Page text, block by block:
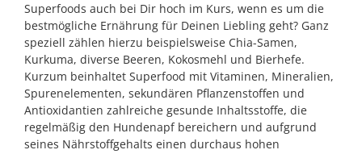
Superfoods auch bei Dir hoch im Kurs, wenn es um die
bestmögliche Ernährung für Deinen Liebling geht? Ganz
speziell zählen hierzu beispielsweise Chia-Samen,
Kurkuma, diverse Beeren, Kokosmehl und Bierhefe.
Kurzum beinhaltet Superfood mit Vitaminen, Mineralien,
Spurenelementen, sekundären Pflanzenstoffen und
Antioxidantien zahlreiche gesunde Inhaltsstoffe, die
regelmäßig den Hundenapf bereichern und aufgrund
seines Nährstoffgehalts einen durchaus hohen